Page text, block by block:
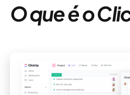
O que é o